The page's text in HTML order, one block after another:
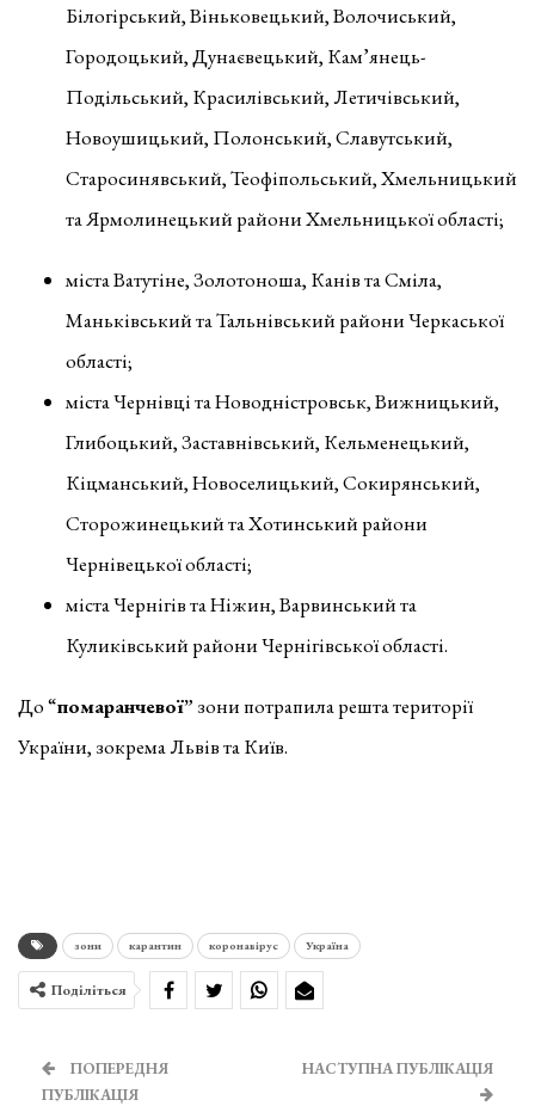
Білогірський, Віньковецький, Волочиський,
Городоцький, Дунаєвецький, Кам’янець-
Подільський, Красилівський, Летичівський,
Новоушицький, Полонський, Славутський,
Старосинявський, Теофіпольський, Хмельницький
та Ярмолинецький райони Хмельницької області;
міста Ватутіне, Золотоноша, Канів та Сміла,
Маньківський та Тальнівський райони Черкаської
області;
міста Чернівці та Новодністровськ, Вижницький,
Глибоцький, Заставнівський, Кельменецький,
Кіцманський, Новоселицький, Сокирянський,
Сторожинецький та Хотинський райони
Чернівецької області;
міста Чернігів та Ніжин, Варвинський та
Куликівський райони Чернігівської області.
До “помаранчевої”зони потрапила решта території
України, зокрема Львів та Київ.
зони карантин коронавірус Україна
Поділіться
ПОПЕРЕДНЯ
ПУБЛІКАЦІЯ
НАСТУПНА ПУБЛІКАЦІЯ